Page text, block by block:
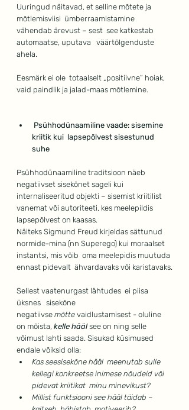
Uuringud näitavad, et selline mõtete ja
mõtlemisviisi  ümberraamistamine
vähendab ärevust – sest  see katkestab
automaatse, uputava   väärtõlgenduste
ahela.
Eesmärk ei ole  totaalselt „positiivne“ hoiak,
vaid paindlik ja jalad-maas mõtlemine.
kriitik kui  lapsepõlvest sisestunud
suhe
Psühhodünaamiline traditsioon näeb
negatiivset sisekõnet sageli kui
internaliseeritud objekti – sisemist kriitilist
vanemat või autoriteeti, kes meelepildis
lapsepõlvest on kaasas.
Näiteks Sigmund Freud kirjeldas sättunud
normide-mina (nn Superego) kui moraalset
instantsi, mis võib  oma meelepidis muutuda
ennast pidevalt  ähvardavaks või karistavaks.
Sellest vaatenurgast lähtudes  ei piisa
üksnes   sisekõne
negatiivse mõtte vaidlustamisest - oluline
on mõista, kelle hääl see on ning selle
võimust lahti saada. Sisukad küsimused
endale võiksid olla:
Kas seesisekõne hääl  meenutab sulle
kellegi konkreetse inimese nõudeid või
pidevat kriitikat  minu minevikust?
Millist funktsiooni see hääl täidab –